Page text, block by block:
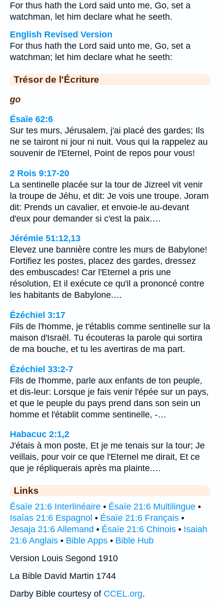
For thus hath the Lord said unto me, Go, set a
watchman, let him declare what he seeth.
English Revised Version
For thus hath the Lord said unto me, Go, set a
watchman; let him declare what he seeth:
Trésor de l'Écriture
go
Ésaïe 62:6
Sur tes murs, Jérusalem, j'ai placé des gardes; Ils
ne se tairont ni jour ni nuit. Vous qui la rappelez au
souvenir de l'Eternel, Point de repos pour vous!
2 Rois 9:17-20
La sentinelle placée sur la tour de Jizreel vit venir
la troupe de Jéhu, et dit: Je vois une troupe. Joram
dit: Prends un cavalier, et envoie-le au-devant
d'eux pour demander si c'est la paix.…
Jérémie 51:12,13
Elevez une bannière contre les murs de Babylone!
Fortifiez les postes, placez des gardes, dressez
des embuscades! Car l'Eternel a pris une
résolution, Et il exécute ce qu'il a prononcé contre
les habitants de Babylone.…
Ézéchiel 3:17
Fils de l'homme, je t'établis comme sentinelle sur la
maison d'Israël. Tu écouteras la parole qui sortira
de ma bouche, et tu les avertiras de ma part.
Ézéchiel 33:2-7
Fils de l'homme, parle aux enfants de ton peuple,
et dis-leur: Lorsque je fais venir l'épée sur un pays,
et que le peuple du pays prend dans son sein un
homme et l'établit comme sentinelle, -…
Habacuc 2:1,2
J'étais à mon poste, Et je me tenais sur la tour; Je
veillais, pour voir ce que l'Eternel me dirait, Et ce
que je répliquerais après ma plainte.…
Links
Ésaïe 21:6 Interlinéaire • Ésaïe 21:6 Multilingue •
Isaías 21:6 Espagnol • Ésaïe 21:6 Français •
Jesaja 21:6 Allemand • Ésaïe 21:6 Chinois • Isaiah
21:6 Anglais • Bible Apps • Bible Hub
Version Louis Segond 1910
La Bible David Martin 1744
Darby Bible courtesy of CCEL.org.